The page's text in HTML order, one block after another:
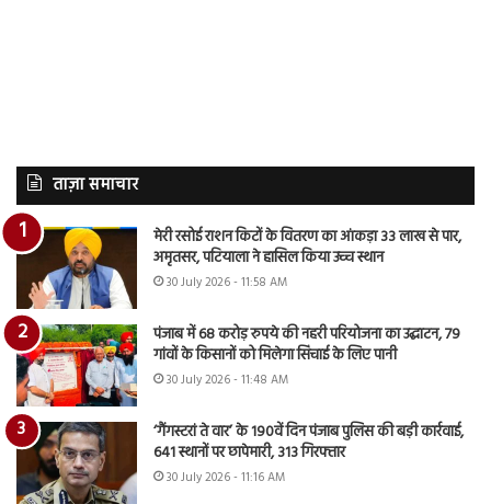
ताज़ा समाचार
मेरी रसोई राशन किटों के वितरण का आंकड़ा 33 लाख से पार,
अमृतसर, पटियाला ने हासिल किया उच्च स्थान
30 July 2026 - 11:58 AM
पंजाब में 68 करोड़ रुपये की नहरी परियोजना का उद्घाटन, 79
गांवों के किसानों को मिलेगा सिंचाई के लिए पानी
30 July 2026 - 11:48 AM
‘गैंगस्टरां ते वार’ के 190वें दिन पंजाब पुलिस की बड़ी कार्रवाई,
641 स्थानों पर छापेमारी, 313 गिरफ्तार
30 July 2026 - 11:16 AM